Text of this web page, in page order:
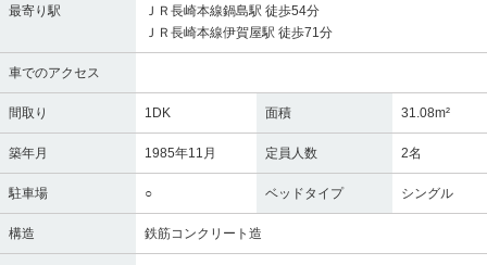
最寄り駅
ＪＲ長崎本線鍋島駅 徒歩54分
ＪＲ長崎本線伊賀屋駅 徒歩71分
車でのアクセス
間取り 1DK 面積 31.08m²
築年月 1985年11月 定員人数 2名
駐車場 ○ ベッドタイプ シングル
構造 鉄筋コンクリート造